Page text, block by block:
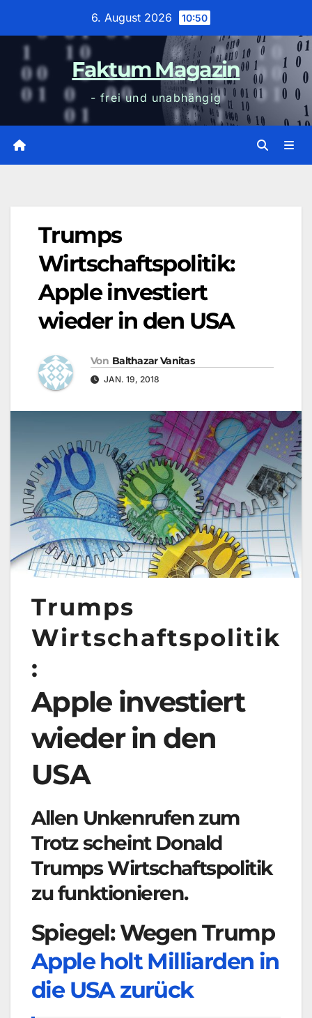
6. August 2026 10:50
Faktum Magazin
- frei und unabhängig
Trumps
Wirtschaftspolitik:
Apple investiert
wieder in den USA
Von Balthazar Vanitas
JAN. 19, 2018
Trumps
Wirtschaftspolitik
:
Apple investiert
wieder in den
USA
Allen Unkenrufen zum
Trotz scheint Donald
Trumps Wirtschaftspolitik
zu funktionieren.
Spiegel: Wegen Trump
Apple holt Milliarden in
die USA zurück